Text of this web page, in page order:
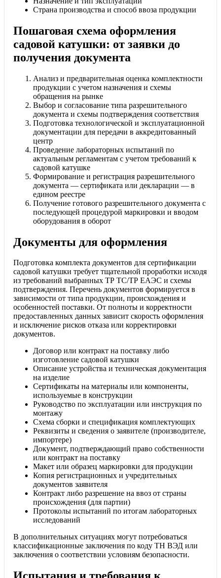
Страна производства и способ ввоза продукции
Пошаговая схема оформления
садовой катушки: от заявки до
получения документа
Анализ и предварительная оценка комплектности
продукции с учетом назначения и схемы
обращения на рынке
Выбор и согласование типа разрешительного
документа и схемы подтверждения соответствия
Подготовка технологической и эксплуатационной
документации для передачи в аккредитованный
центр
Проведение лабораторных испытаний по
актуальным регламентам с учетом требований к
садовой катушке
Формирование и регистрация разрешительного
документа — сертификата или декларации — в
едином реестре
Получение готового разрешительного документа с
последующей процедурой маркировки и вводом
оборудования в оборот
Документы для оформления
Подготовка комплекта документов для сертификации
садовой катушки требует тщательной проработки исходя
из требований выбранных ТР ТС/ТР ЕАЭС и схемы
подтверждения. Перечень документов формируется в
зависимости от типа продукции, происхождения и
особенностей поставки. От полноты и корректности
предоставленных данных зависит скорость оформления
и исключение рисков отказа или корректировки
документов.
Договор или контракт на поставку либо
изготовление садовой катушки
Описание устройства и техническая документация
на изделие
Сертификаты на материалы или компоненты,
используемые в конструкции
Руководство по эксплуатации или инструкция по
монтажу
Схема сборки и спецификация комплектующих
Реквизиты и сведения о заявителе (производителе,
импортере)
Документ, подтверждающий право собственности
или контракт на поставку
Макет или образец маркировки для продукции
Копия регистрационных и учредительных
документов заявителя
Контракт либо разрешение на ввоз от страны
происхождения (для партии)
Протоколы испытаний по итогам лабораторных
исследований
В дополнительных ситуациях могут потребоваться
классификационные заключения по коду ТН ВЭД или
заключения о соответствии условиям безопасности.